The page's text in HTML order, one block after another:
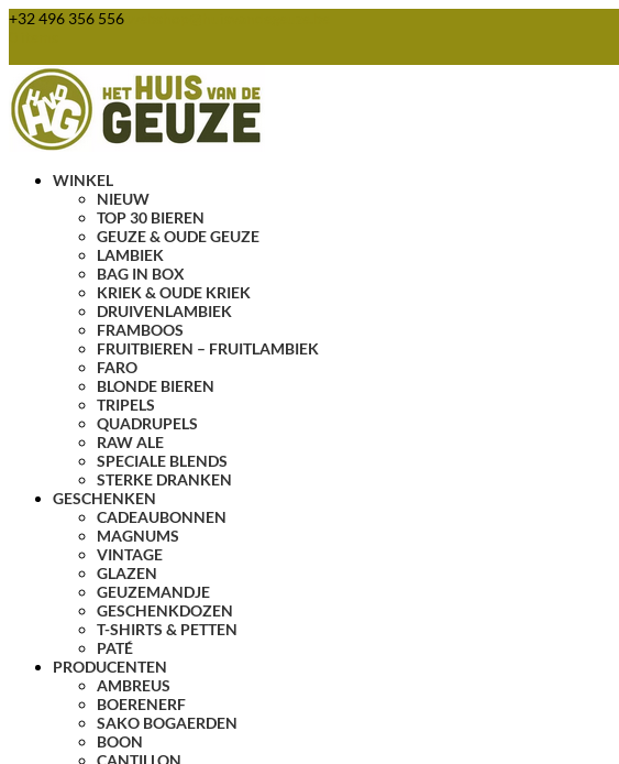
+32 496 356 556
WINKEL
NIEUW
TOP 30 BIEREN
GEUZE & OUDE GEUZE
LAMBIEK
BAG IN BOX
KRIEK & OUDE KRIEK
DRUIVENLAMBIEK
FRAMBOOS
FRUITBIEREN – FRUITLAMBIEK
FARO
BLONDE BIEREN
TRIPELS
QUADRUPELS
RAW ALE
SPECIALE BLENDS
STERKE DRANKEN
GESCHENKEN
CADEAUBONNEN
MAGNUMS
VINTAGE
GLAZEN
GEUZEMANDJE
GESCHENKDOZEN
T-SHIRTS & PETTEN
PATÉ
PRODUCENTEN
AMBREUS
BOERENERF
SAKO BOGAERDEN
BOON
CANTILLON